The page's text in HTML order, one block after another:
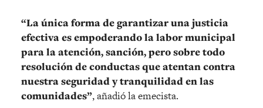
“La única forma de garantizar una justicia
efectiva es empoderando la labor municipal
para la atención, sanción, pero sobre todo
resolución de conductas que atentan contra
nuestra seguridad y tranquilidad en las
comunidades”, añadió la emecista.